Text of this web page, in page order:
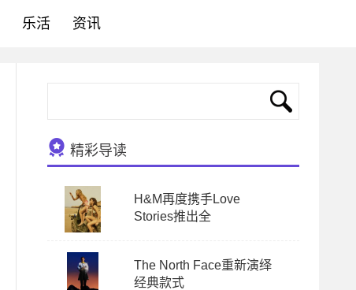
乐活 资讯
精彩导读
H&M再度携手Love
Stories推出全
The North Face重新演绎
经典款式